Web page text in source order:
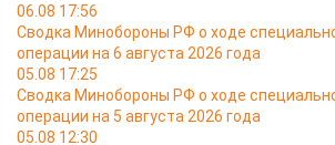
06.08 17:56
Сводка Минобороны РФ о ходе
операции на 6 августа 2026 года
05.08 17:25
Сводка Минобороны РФ о ходе
операции на 5 августа 2026 года
05.08 12:30